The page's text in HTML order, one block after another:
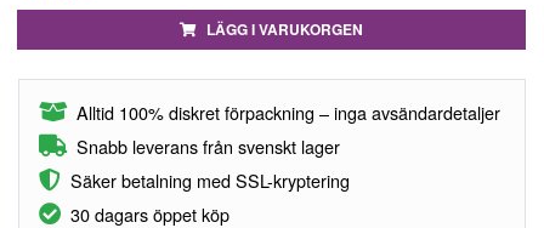
LÄGG I VARUKORGEN
Alltid 100% diskret förpackning – inga avsändardetaljer
Snabb leverans från svenskt lager
Säker betalning med SSL-kryptering
30 dagars öppet köp